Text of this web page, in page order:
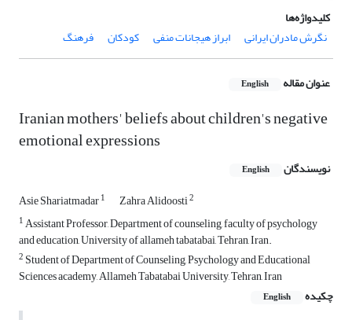
کلیدواژه‌ها
نگرش مادران ایرانی
ابراز هیجانات منفی کودکان فرهنگ
عنوان مقاله English
Iranian mothers' beliefs about children's negative
emotional expressions
نویسندگان English
Asie Shariatmadar1 Zahra Alidoosti2
1Assistant Professor, Department of counseling, faculty of psychology
and education, University of allameh tabatabai, Tehran, Iran.
2 Student of Department of Counseling, Psychology and Educational
Sciences academy, Allameh Tabatabai University, Tehran, Iran
چکیده
English